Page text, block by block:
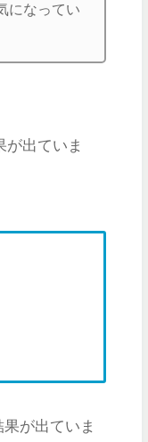
になってい
が出ていま
が出ていま